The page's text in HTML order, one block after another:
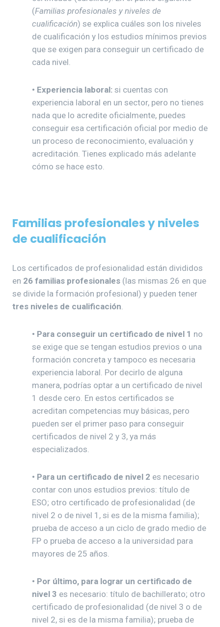
(Familias profesionales y niveles de
cualificación) se explica cuáles son los niveles
de cualificación y los estudios mínimos previos
que se exigen para conseguir un certificado de
cada nivel.
• Experiencia laboral: si cuentas con
experiencia laboral en un sector, pero no tienes
nada que lo acredite oficialmente, puedes
conseguir esa certificación oficial por medio de
un proceso de reconocimiento, evaluación y
acreditación. Tienes explicado más adelante
cómo se hace esto.
Familias profesionales y niveles
de cualificación
Los certificados de profesionalidad están divididos
en 26 familias profesionales (las mismas 26 en que
se divide la formación profesional) y pueden tener
tres niveles de cualificación.
• Para conseguir un certificado de nivel 1 no
se exige que se tengan estudios previos o una
formación concreta y tampoco es necesaria
experiencia laboral. Por decirlo de alguna
manera, podrías optar a un certificado de nivel
1 desde cero. En estos certificados se
acreditan competencias muy básicas, pero
pueden ser el primer paso para conseguir
certificados de nivel 2 y 3, ya más
especializados.
• Para un certificado de nivel 2 es necesario
contar con unos estudios previos: título de
ESO; otro certificado de profesionalidad (de
nivel 2 o de nivel 1, si es de la misma familia);
prueba de acceso a un ciclo de grado medio de
FP o prueba de acceso a la universidad para
mayores de 25 años.
• Por último, para lograr un certificado de
nivel 3 es necesario: título de bachillerato; otro
certificado de profesionalidad (de nivel 3 o de
nivel 2, si es de la misma familia); prueba de